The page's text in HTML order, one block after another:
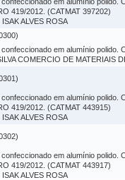
419/2012. (CATMAT 397202)
ALVES ROSA
em alumínio
COMERCIO DE MATERIAIS
em alumínio
419/2012. (CATMAT 443915)
ALVES ROSA
em alumínio
419/2012. (CATMAT 443917)
ALVES ROSA